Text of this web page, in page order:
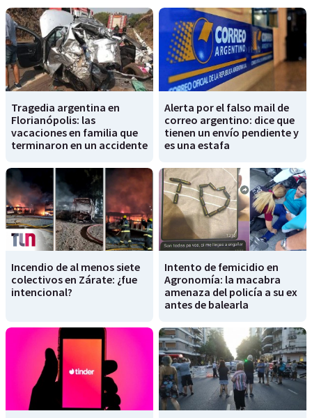
Tragedia argentina en
Florianópolis: las
vacaciones en familia que
terminaron en un accidente
Alerta por el falso mail de
correo argentino: dice que
tienen un envío pendiente y
es una estafa
Incendio de al menos siete
colectivos en Zárate: ¿fue
intencional?
Intento de femicidio en
Agronomía: la macabra
amenaza del policía a su ex
antes de balearla